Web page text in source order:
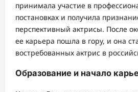
принимала участие в
постановках и получила
перспективный актрисы. После
ее карьера пошла в гору, и она
востребованных актрис в
Образование и начало